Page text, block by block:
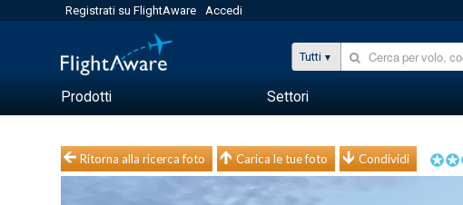
Registrati su FlightAware Accedi
Tutti
Prodotti Settori
Ritorna alla ricerca foto Carica le tue foto Condividi